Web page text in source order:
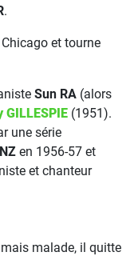
.
et tourne
Sun RA (alors
GILLESPIE (1951).
une série
en 1956-57 et
et chanteur
mais malade, il quitte